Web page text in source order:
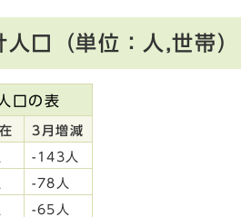
口（単位：人,世帯）
口の表
3月増減
-143人
-78人
-65人